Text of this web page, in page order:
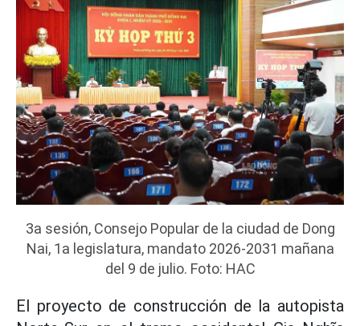
3a sesión, Consejo Popular de la ciudad de Dong
Nai, 1a legislatura, mandato 2026-2031 mañana
del 9 de julio. Foto: HAC
El proyecto de construcción de la autopista